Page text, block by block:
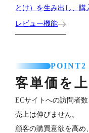
とけ）を生み出し、購
レビュー機能
POINT2
客単価を
ECサイトへの訪問者
売上は伸びません。
顧客の購買意欲を高